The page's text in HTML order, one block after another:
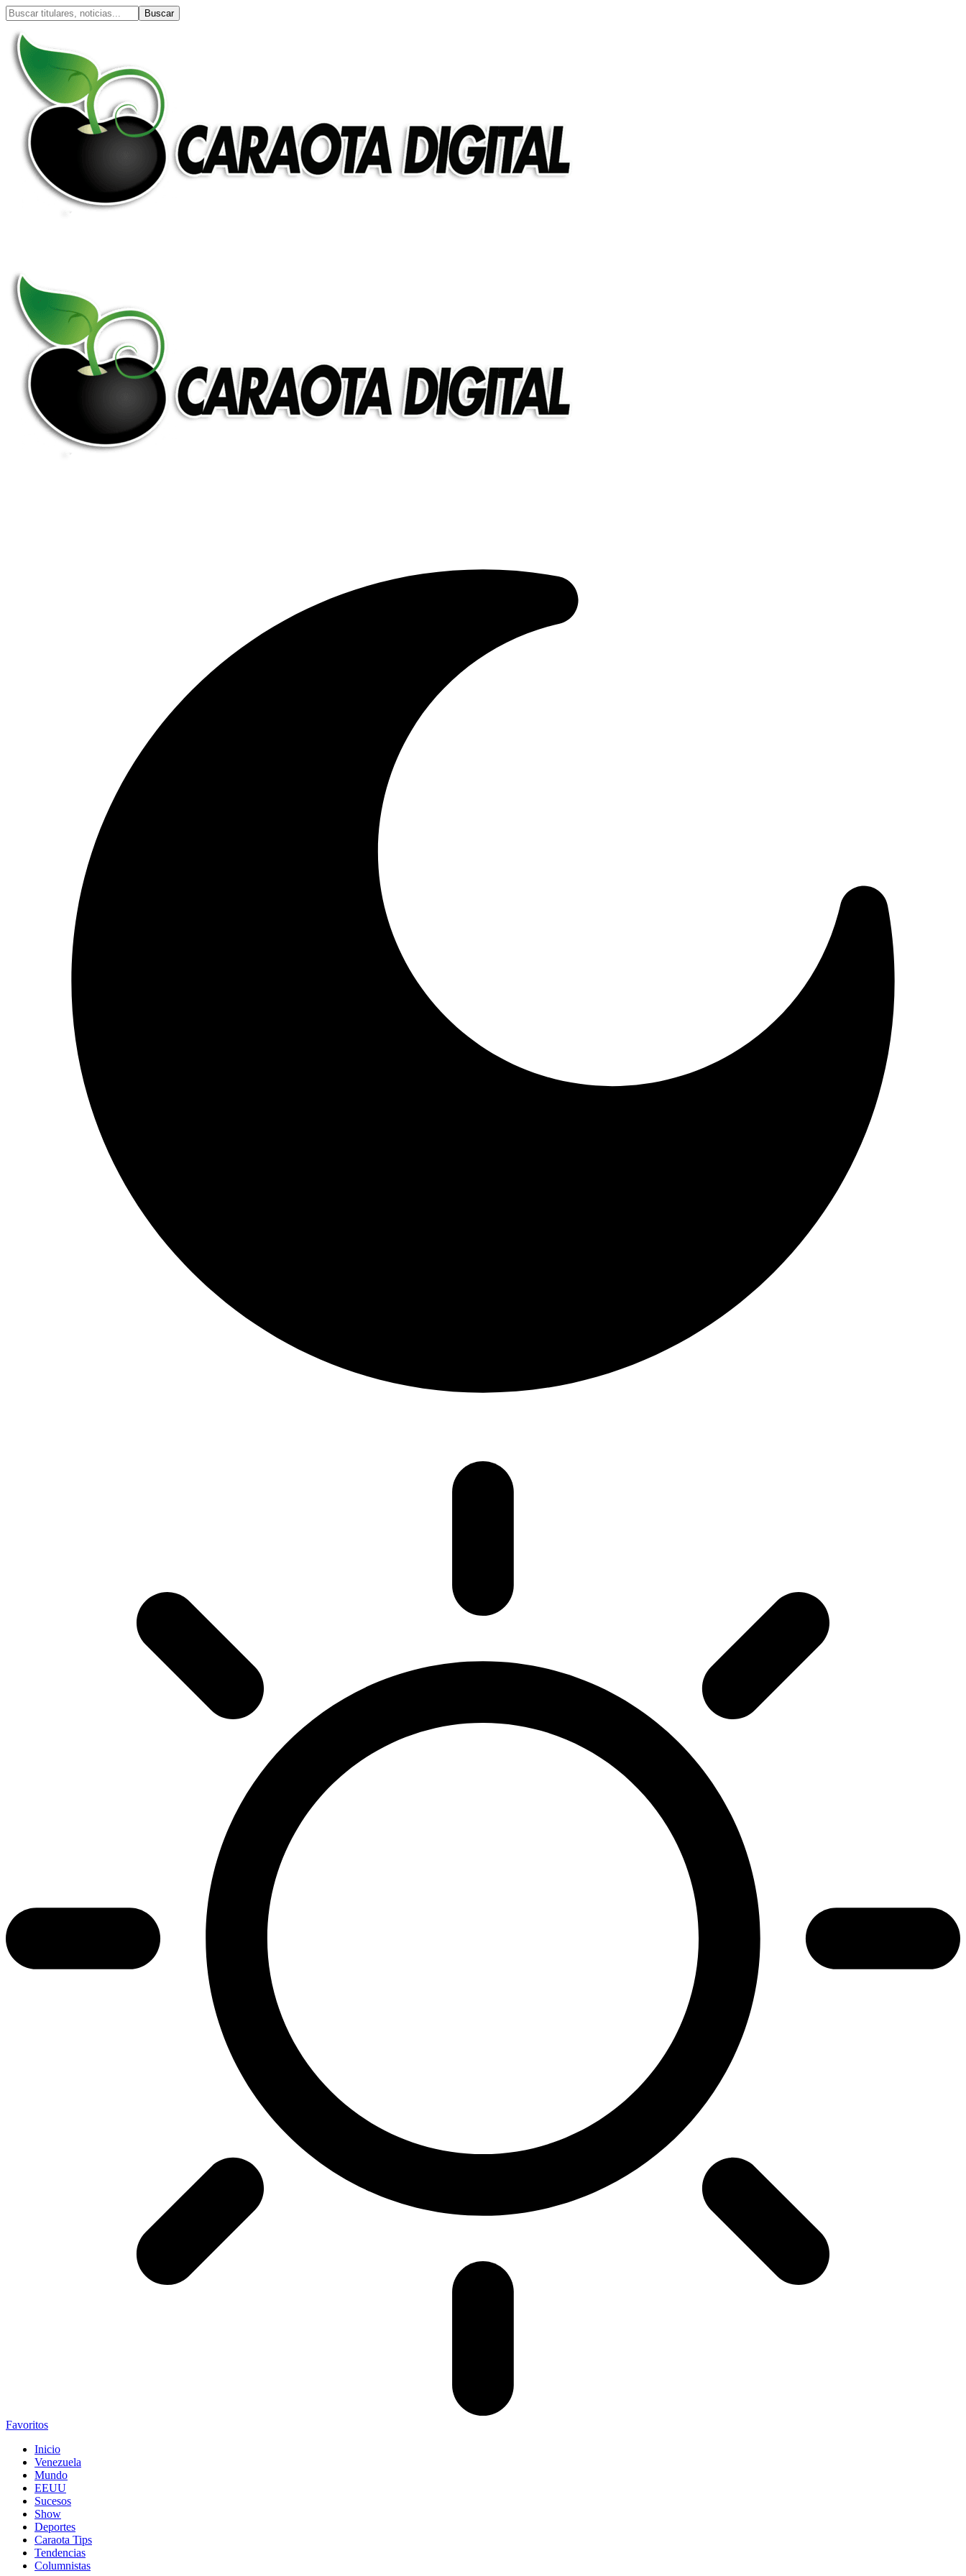
Favoritos
Inicio
Venezuela
Mundo
EEUU
Sucesos
Show
Deportes
Caraota Tips
Tendencias
Columnistas